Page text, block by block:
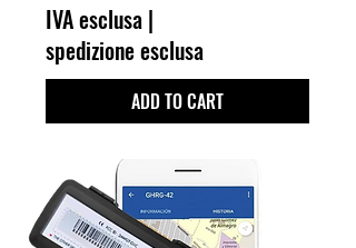
IVA esclusa |
spedizione esclusa
ADD TO CART